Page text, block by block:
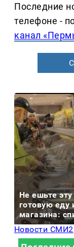
Последние
телефоне -
канал
Не ешьте эту
готовую еду
магазина:
Новости СМИ2